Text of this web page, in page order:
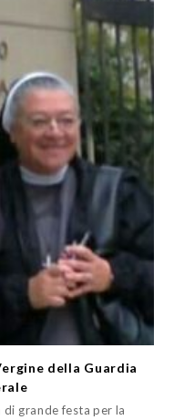
della Guardia
di grande festa per la